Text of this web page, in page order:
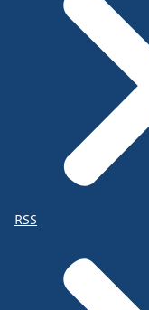
RSS